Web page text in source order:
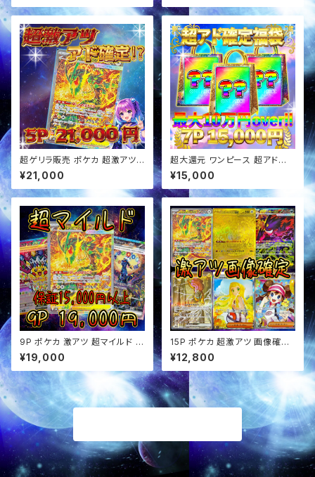
超ゲリラ販売 ポケカ 超激アツ
アド確定 オリパ
¥21,000
超大還元 ワンピース 超アド確
定福袋 オリパ
¥15,000
9P ポケカ 激アツ 超マイルド オ
リパ
¥19,000
15P ポケカ 超激アツ 画像確定
オリパ
¥12,800